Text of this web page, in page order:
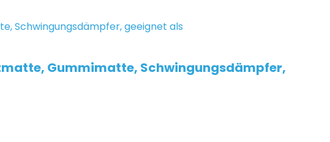
Gummimatte, Schwingungsdämpfer,